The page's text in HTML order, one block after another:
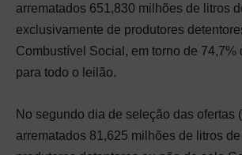
arrematados 651,830 milhões de litros
exclusivamente de produtores
Combustível Social, em torno de 74,7%
para todo o leilão.
No segundo dia de seleção das ofertas
arrematados 81,625 milhões de litros